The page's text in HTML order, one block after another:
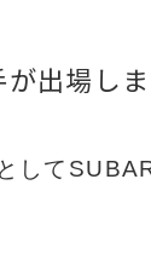
出場し
して